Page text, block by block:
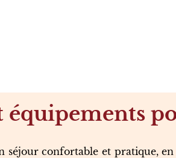
équipements
séjour confortable et pratique,